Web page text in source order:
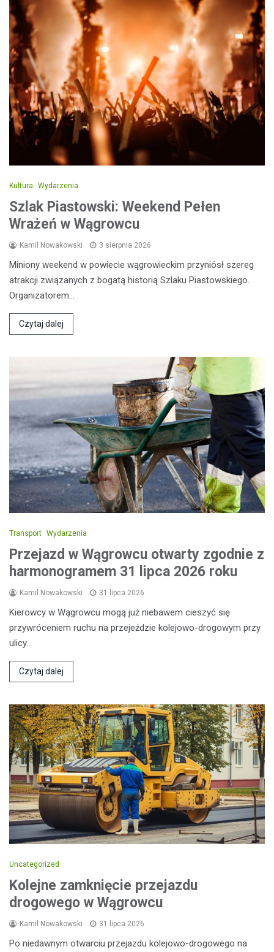
Kultura Wydarzenia
Szlak Piastowski: Weekend Pełen
Wrażeń w Wągrowcu
Kamil Nowakowski 3 sierpnia 2026
Miniony weekend w powiecie wągrowieckim przyniósł szereg
atrakcji związanych z bogatą historią Szlaku Piastowskiego.
Organizatorem…
Czytaj dalej
Transport Wydarzenia
Przejazd w Wągrowcu otwarty zgodnie z
harmonogramem 31 lipca 2026 roku
Kamil Nowakowski 31 lipca 2026
Kierowcy w Wągrowcu mogą już niebawem cieszyć się
przywróceniem ruchu na przejeździe kolejowo-drogowym przy
ulicy…
Czytaj dalej
Uncategorized
Kolejne zamknięcie przejazdu
drogowego w Wągrowcu
Kamil Nowakowski 31 lipca 2026
Po niedawnym otwarciu przejazdu kolejowo-drogowego na